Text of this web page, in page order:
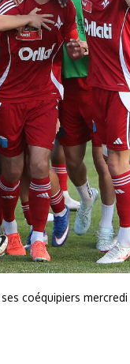
coéquipiers